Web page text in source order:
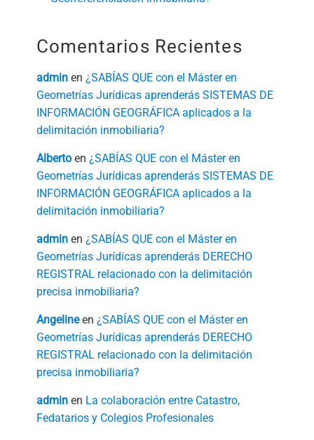
Comentarios Recientes
adminen ¿SABÍAS QUE con el Máster en
Geometrías Jurídicas aprenderás SISTEMAS DE
INFORMACIÓN GEOGRÁFICA aplicados a la
delimitación inmobiliaria?
Albertoen ¿SABÍAS QUE con el Máster en
Geometrías Jurídicas aprenderás SISTEMAS DE
INFORMACIÓN GEOGRÁFICA aplicados a la
delimitación inmobiliaria?
adminen ¿SABÍAS QUE con el Máster en
Geometrías Jurídicas aprenderás DERECHO
REGISTRAL relacionado con la delimitación
precisa inmobiliaria?
Angelineen ¿SABÍAS QUE con el Máster en
Geometrías Jurídicas aprenderás DERECHO
REGISTRAL relacionado con la delimitación
precisa inmobiliaria?
adminen La colaboración entre Catastro,
Fedatarios y Colegios Profesionales